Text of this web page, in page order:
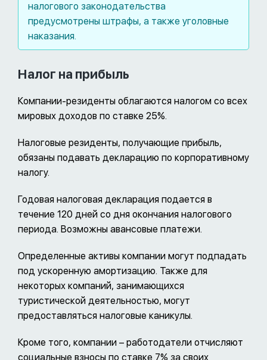
налогового законодательства
предусмотрены штрафы, а также уголовные
наказания.
Налог на прибыль
Компании-резиденты облагаются налогом со всех
мировых доходов по ставке 25%.
Налоговые резиденты, получающие прибыль,
обязаны подавать декларацию по корпоративному
налогу.
Годовая налоговая декларация подается в
течение 120 дней со дня окончания налогового
периода. Возможны авансовые платежи.
Определенные активы компании могут подпадать
под ускоренную амортизацию. Также для
некоторых компаний, занимающихся
туристической деятельностью, могут
предоставляться налоговые каникулы.
Кроме того, компании – работодатели отчисляют
социальные взносы по ставке 7% за своих